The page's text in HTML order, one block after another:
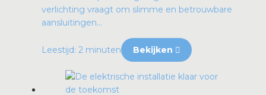
verlichting vraagt om slimme en betrouwbare
aansluitingen...
Leestijd: 2 minuten Bekijken